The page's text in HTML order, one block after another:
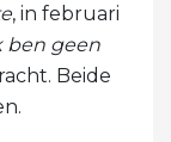
, in februari
ben geen
Beide